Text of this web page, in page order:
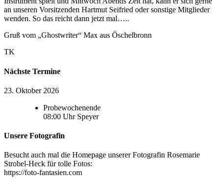
an unseren Vorsitzenden Hartmut Seifried oder sonstige Mitglieder
wenden. So das reicht dann jetzt mal…..
Gruß vom „Ghostwriter“ Max aus Öschelbronn
TK
Nächste Termine
23. Oktober 2026
Probewochenende
08:00 Uhr Speyer
Unsere Fotografin
Besucht auch mal die Homepage unserer Fotografin Rosemarie
Strobel-Heck für tolle Fotos:
https://foto-fantasien.com